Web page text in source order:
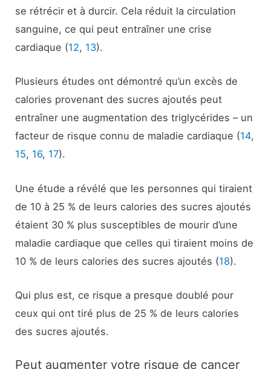
se rétrécir et à durcir. Cela réduit la circulation
sanguine, ce qui peut entraîner une crise
cardiaque (12, 13).
Plusieurs études ont démontré qu’un excès de
calories provenant des sucres ajoutés peut
entraîner une augmentation des triglycérides – un
facteur de risque connu de maladie cardiaque (14,
15, 16, 17).
Une étude a révélé que les personnes qui tiraient
de 10 à 25 % de leurs calories des sucres ajoutés
étaient 30 % plus susceptibles de mourir d’une
maladie cardiaque que celles qui tiraient moins de
10 % de leurs calories des sucres ajoutés (18).
Qui plus est, ce risque a presque doublé pour
ceux qui ont tiré plus de 25 % de leurs calories
des sucres ajoutés.
Peut augmenter votre risque de cancer